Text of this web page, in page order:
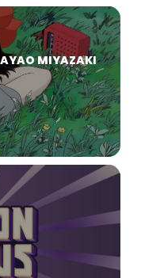
MIYAZAKI